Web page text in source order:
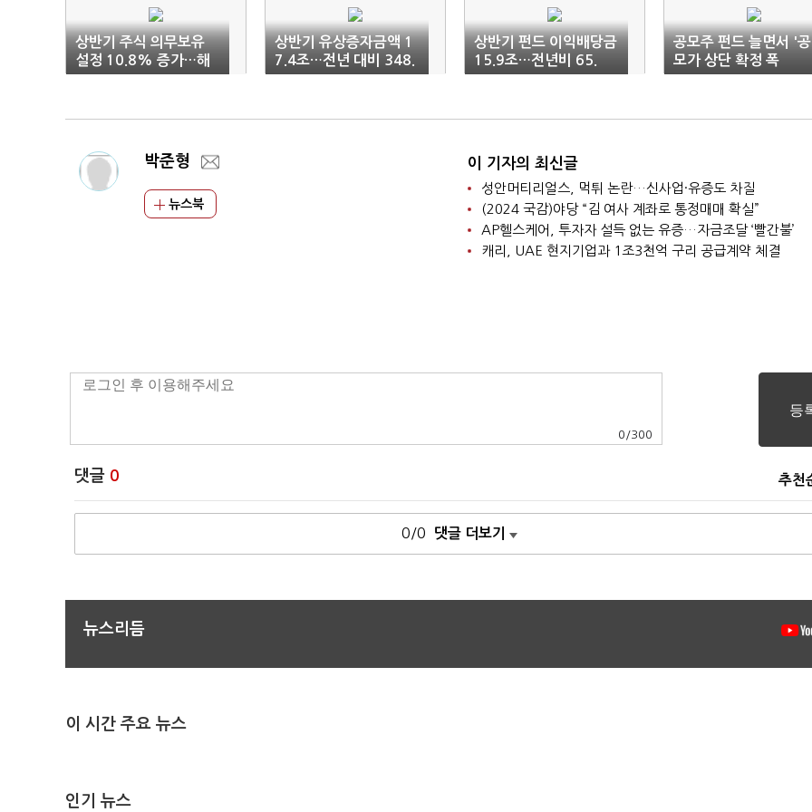
상반기 주식 의무보유
설정 10.8% 증가…해
제는 22.5%↑
상반기 유상증자금액 1
7.4조…전년 대비 348.
7%↑
상반기 펀드 이익배당금
15.9조…전년비 65.
8% 상승
공모주 펀드 늘면서 '공
모가 상단 확정 폭
증'…"가격 측정 기능
박준형
뉴스북
이 기자의 최신글
성안머티리얼스, 먹튀 논란…신사업·유증도 차질
(2024 국감)야당 “김 여사 계좌로 통정매매 확실”
AP헬스케어, 투자자 설득 없는 유증…자금조달 ‘빨간불’
캐리, UAE 현지기업과 1조3천억 구리 공급계약 체결
0 /300
댓글 0 추천
0/0 댓글 더보기
뉴스리듬
이 시간 주요 뉴스
인기 뉴스